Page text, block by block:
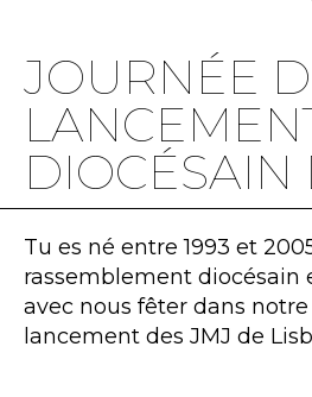
JOURNÉE
DIOCÉSAIN
Tu es né entre 1993 et
rassemblement diocésain
avec nous fêter dans
lancement des JMJ de